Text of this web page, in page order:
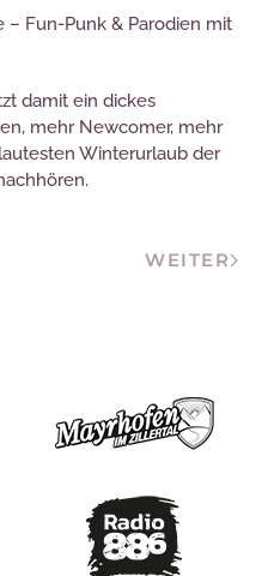
– Fun-Punk & Parodien mit
damit ein dickes
mehr Newcomer, mehr
Winterurlaub der
WEITER